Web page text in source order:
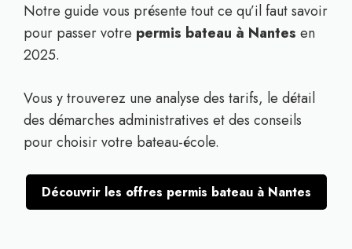
Notre guide vous présente tout ce qu’il faut savoir
pour passer votre permis bateau à Nantes en
2025.
Vous y trouverez une analyse des tarifs, le détail
des démarches administratives et des conseils
pour choisir votre bateau-école.
Découvrir les offres permis bateau à Nantes